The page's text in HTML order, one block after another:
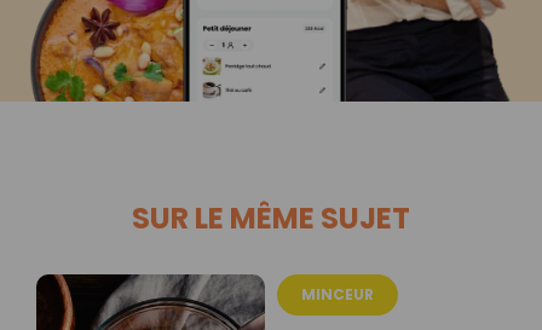
SUR LE MÊME SUJET
MINCEUR